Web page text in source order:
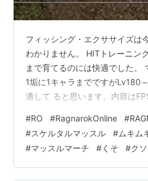
フィッシング・エクササイズは
わかりません。 HITトレーニン
まで育てるのには快適でした。
1垢に1キャラまでですがLv180
適して ると思います。内容は
限定メニューとなっていますが
鳴をあげたのでLv209くらいで
ものか を試しに行きました。
たらマッスルマーチで育てたほ
#RO #RagnarokOnline #
#スケルタルマッスル #ムキム
#マッスルマーチ #くそ #クソ